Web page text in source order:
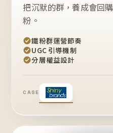
把沉默的群，養成會回
粉。
鐵粉群運營節奏
UGC 引導機制
分層權益設計
CASE